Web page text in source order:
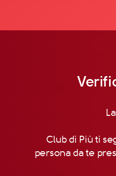
Club di Più ti
persona da te